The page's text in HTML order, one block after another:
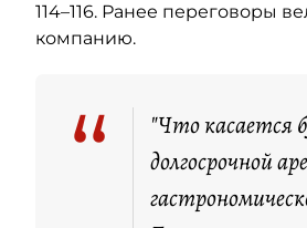
114–116. Ранее переговоры
компанию.
“
"Что касается
долгосрочной